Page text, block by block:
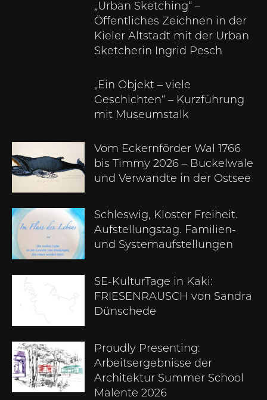
„Urban Sketching“ –
Öffentliches Zeichnen in der
Kieler Altstadt mit der Urban
Sketcherin Ingrid Pesch
„Ein Objekt – viele
Geschichten“ – Kurzführung
mit Museumstalk
Vom Eckernförder Wal 1766
bis Timmy 2026 – Buckelwale
und Verwandte in der Ostsee
Schleswig, Kloster Freiheit.
Aufstellungstag. Familien-
und Systemaufstellungen
SE-KulturTage in Kaki:
FRIESENRAUSCH von Sandra
Dünschede
Proudly Presenting:
Arbeitsergebnisse der
Architektur Summer School
Malente 2026